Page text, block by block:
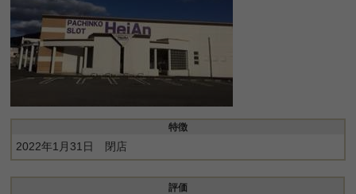
特徴
2022年1月31日 閉店
評価